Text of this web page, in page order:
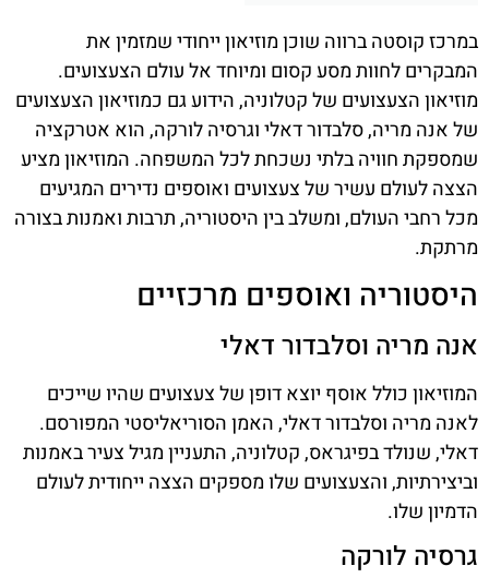
במרכז קוסטה ברווה שוכן מוזיאון ייחודי שמזמין את
המבקרים לחוות מסע קסום ומיוחד אל עולם הצעצועים.
מוזיאון הצעצועים של קטלוניה, הידוע גם כמוזיאון הצעצועים
של אנה מריה, סלבדור דאלי וגרסיה לורקה, הוא אטרקציה
שמספקת חוויה בלתי נשכחת לכל המשפחה. המוזיאון מציע
הצצה לעולם עשיר של צעצועים ואוספים נדירים המגיעים
מכל רחבי העולם, ומשלב בין היסטוריה, תרבות ואמנות בצורה
מרתקת.
היסטוריה ואוספים מרכזיים
אנה מריה וסלבדור דאלי
המוזיאון כולל אוסף יוצא דופן של צעצועים שהיו שייכים
לאנה מריה וסלבדור דאלי, האמן הסוריאליסטי המפורסם.
דאלי, שנולד בפיגראס, קטלוניה, התעניין מגיל צעיר באמנות
וביצירתיות, והצעצועים שלו מספקים הצצה ייחודית לעולם
הדמיון שלו.
גרסיה לורקה